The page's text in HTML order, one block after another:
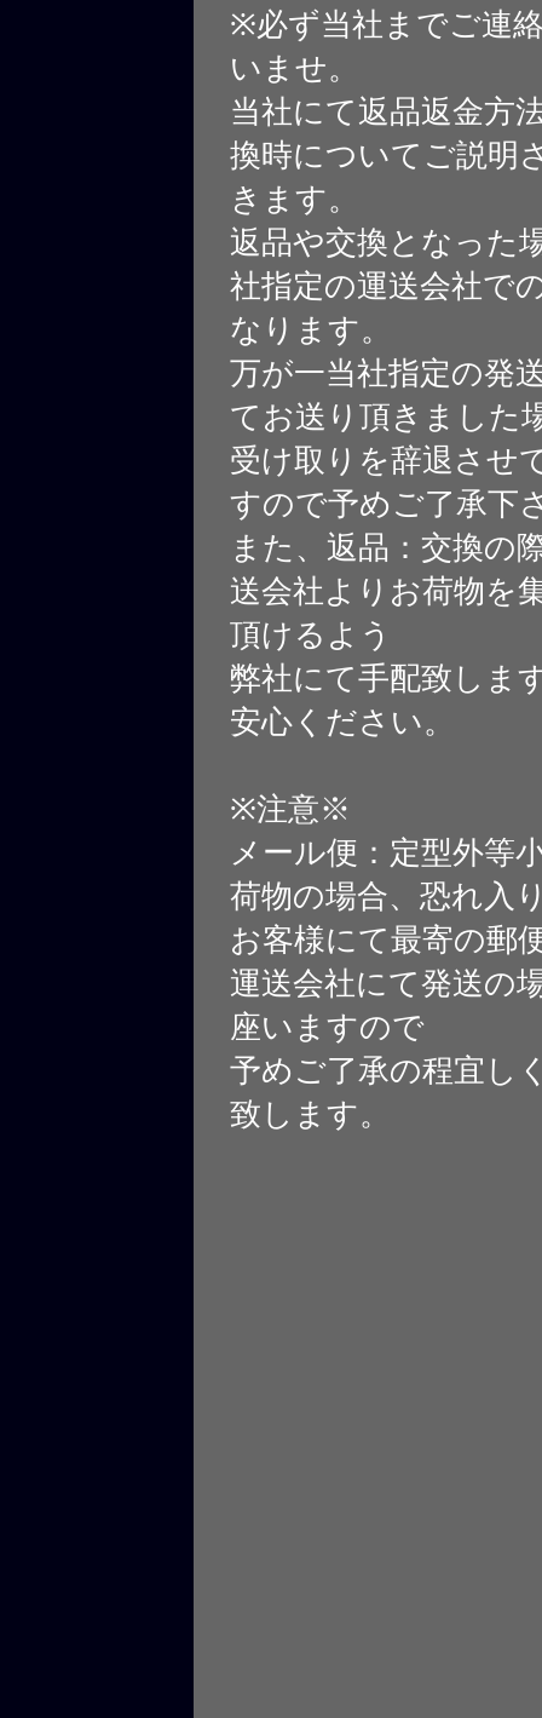
※必ず当社までご連
いませ。
当社にて返品返金方
換時についてご説明
きます。
返品や交換となった
社指定の運送会社で
なります。
万が一当社指定の発
てお送り頂きました
受け取りを辞退させ
すので予めご了承下
また、返品：交換の
送会社よりお荷物を
頂けるよう
弊社にて手配致しま
安心ください。
※注意※
メール便：定型外等
荷物の場合、恐れ入
お客様にて最寄の郵
運送会社にて発送の
座いますので
予めご了承の程宜し
致します。